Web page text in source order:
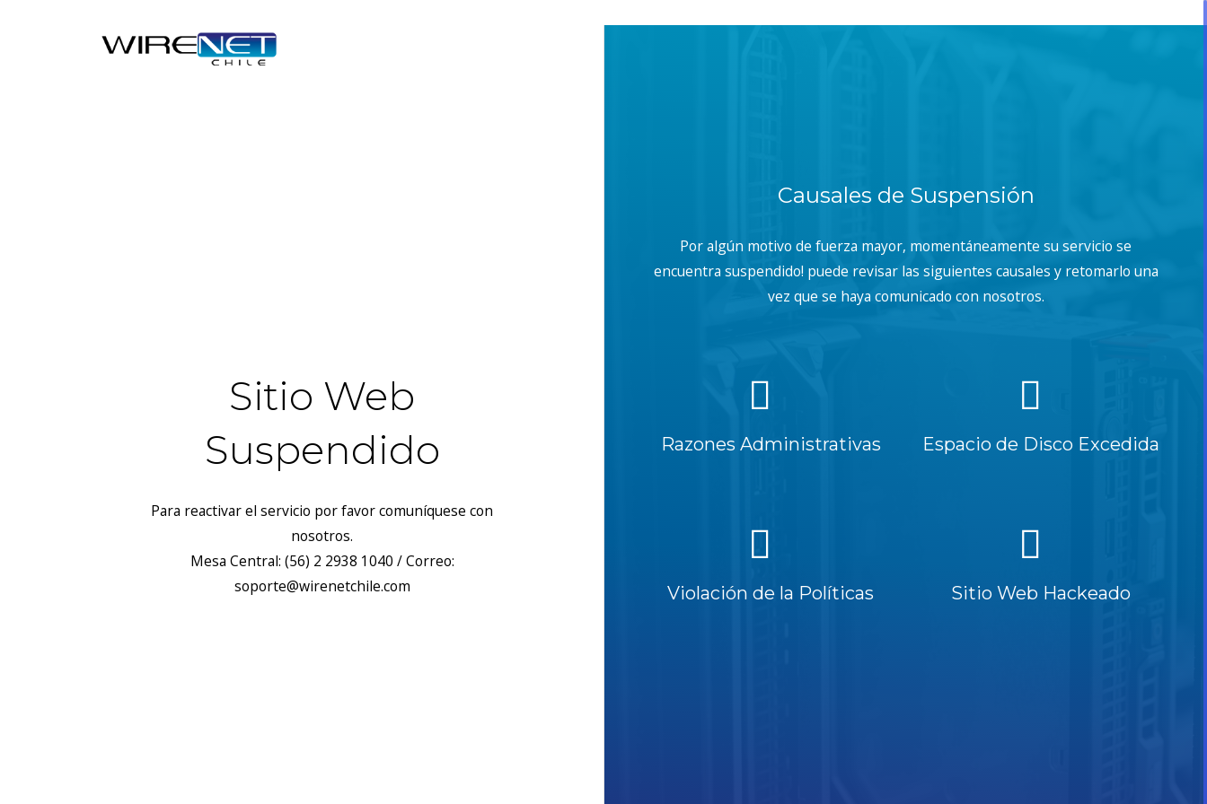
Sitio Web
Suspendido
Para reactivar el servicio por favor comuníquese con
nosotros.
Mesa Central: (56) 2 2938 1040 / Correo:
soporte@wirenetchile.com
Causales de Suspensión
Por algún motivo de fuerza mayor, momentáneamente su servicio se
encuentra suspendido! puede revisar las siguientes causales y retomarlo una
vez que se haya comunicado con nosotros.
Razones Administrativas Espacio de Disco Excedida
Violación de la Políticas Sitio Web Hackeado